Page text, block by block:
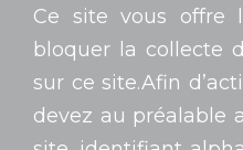
Ce site vous offre
bloquer la collecte
sur ce site.Afin
devez au préalable